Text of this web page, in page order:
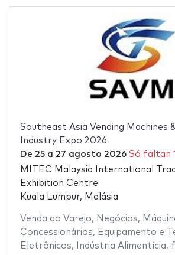
Southeast Asia Vending Machines
Industry Expo 2026
De 25a 27 agosto 2026 Só faltan
MITEC Malaysia International
Exhibition Centre
Kuala Lumpur, Malásia
Venda ao Varejo, Negócios,
Concessionários, Equipamento e
Eletrônicos, Indústria Alimentícia,